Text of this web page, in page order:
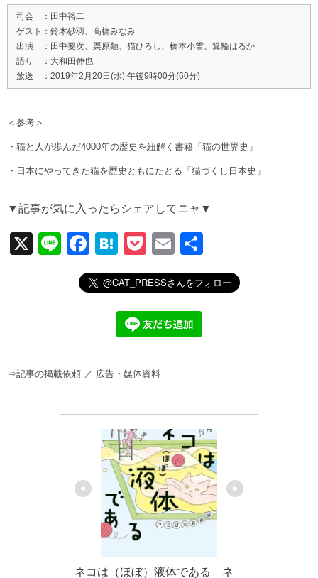
司会 ：田中裕二
ゲスト：鈴木砂羽、高橋みなみ
出演 ：田中要次、栗原類、猫ひろし、橋本小雪、箕輪はるか
語り ：大和田伸也
放送 ：2019年2月20日(水) 午後9時00分(60分)
＜参考＞
・ 猫と人が歩んだ4000年の歴史を紐解く書籍「猫の世界史」
・ 日本にやってきた猫を歴史ともにたどる「猫づくし日本史」
▼記事が気に入ったらシェアしてニャ▼
X
Li
F
a
c
o
H
at
e
n
a
P
o
ck
et
E
m
ail
有
⇒記事の掲載依頼 ／ 広告・媒体資料
ネコは（ほぼ）液体である　ネ